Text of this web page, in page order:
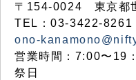
〒154-0024 東京都
TEL：03-3422-
ono-
営業時間：7:00〜19
祭日